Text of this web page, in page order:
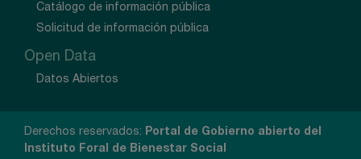
Catálogo de información pública
Solicitud de información pública
Open Data
Datos Abiertos
Derechos reservados:
Portal de Gobierno abierto del
Instituto Foral de Bienestar Social